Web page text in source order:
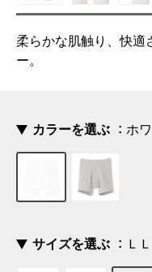
柔らかな肌触り、快適
ー。
カラーを選ぶ ホ
サイズを選ぶ ＬＬ